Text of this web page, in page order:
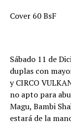
Cover 60 BsF
Sábado 11 de
duplas con
y CIRCO
no apto para
Magu, Bambi
estará de la